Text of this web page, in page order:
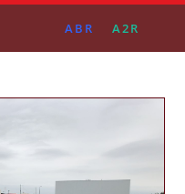
ABR A2R